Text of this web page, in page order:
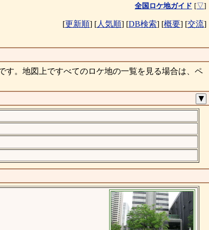
全国ロケ地ガイド [▽]
[更新順] [人気順] [DB検索] [概要] [交流]
す。地図上ですべてのロケ地の一覧を見る場合は、ペ
▼